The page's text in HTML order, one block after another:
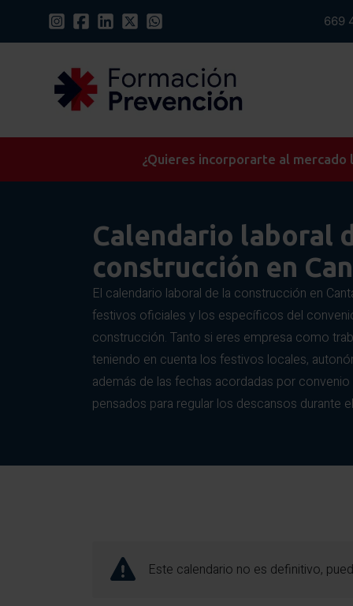
669
¿Quieres incorporarte al
Calendario laboral
construcción en
El calendario laboral de la construcción en
festivos oficiales y los específicos del
construcción. Tanto si eres empresa como
teniendo en cuenta los festivos locales,
además de las fechas acordadas por convenio
pensados para regular los descansos durante
Este calendario no es definitivo,